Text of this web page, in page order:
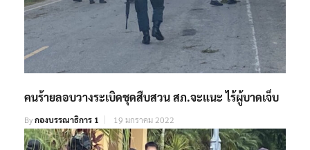
คนร้ายลอบวางระเบิดชุดสืบสวน สภ.จะแนะ ไร้ผู้บาดเจ็บ
Byกองบรรณาธิการ 1 19 มกราคม 2022